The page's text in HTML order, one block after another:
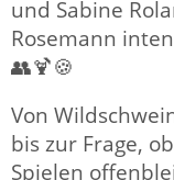
und Sabine
Rosemann
👥🍹🍪
Von
bis zur Frage,
Spielen